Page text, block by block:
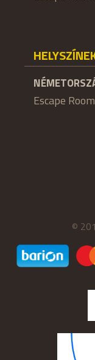
Escape
©